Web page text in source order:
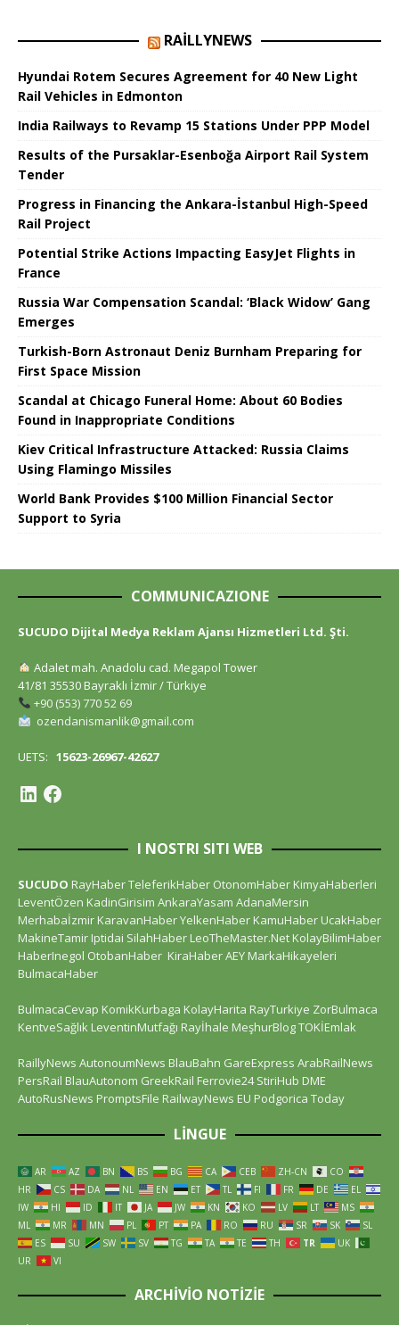
RAILLYNEWS
Hyundai Rotem Secures Agreement for 40 New Light
Rail Vehicles in Edmonton
India Railways to Revamp 15 Stations Under PPP Model
Results of the Pursaklar-Esenboğa Airport Rail System
Tender
Progress in Financing the Ankara-İstanbul High-Speed ​​
Rail Project
Potential Strike Actions Impacting EasyJet Flights in
France
Russia War Compensation Scandal: ‘Black Widow’ Gang
Emerges
Turkish-Born Astronaut Deniz Burnham Preparing for
First Space Mission
Scandal at Chicago Funeral Home: About 60 Bodies
Found in Inappropriate Conditions
Kiev Critical Infrastructure Attacked: Russia Claims
Using Flamingo Missiles
World Bank Provides $100 Million Financial Sector
Support to Syria
COMMUNICAZIONE
SUCUDO Dijital Medya Reklam Ajansı Hizmetleri Ltd. Şti.
Adalet mah. Anadolu cad. Megapol Tower
41/81 35530 Bayraklı İzmir / Türkiye
+90 (553) 770 52 69
ozendanismanlik@gmail.com
UETS: 15623-26967-42627
I NOSTRI SITI WEB
SUCUDO RayHaberTeleferikHaber OtonomHaber KimyaHaberleri
LeventÖzen KadinGirisim AnkaraYasam AdanaMersin
Merhabaİzmir KaravanHaberYelkenHaber KamuHaber UcakHaber
MakineTamir Iptidai SilahHaber LeoTheMaster.Net KolayBilimHaber
HaberInegol OtobanHaber KiraHaberAEY MarkaHikayeleri
BulmacaHaber
BulmacaCevap KomikKurbaga KolayHarita RayTurkiye ZorBulmaca
KentveSağlık LeventinMutfağı Rayİhale MeşhurBlogTOKİEmlak
RaillyNews AutonoumNews BlauBahn GareExpress ArabRailNews
PersRail BlauAutonom GreekRail Ferrovie24 StiriHub DME
AutoRusNews PromptsFile RailwayNews EU Podgorica Today
LINGUE
AR AZ BN BS BG CA CEB ZH-CN
CO
HR
CS DA NL EN ET TL FI FR DE
EL
IW
HI ID IT JA JW KN KO LV LT
MS
ML
MR MN PL PT PA RO RU SR SK
SL
ES
SU SW SV TG TA TE TH TR
UK
UR
VI
ARCHIVIO NOTIZIE